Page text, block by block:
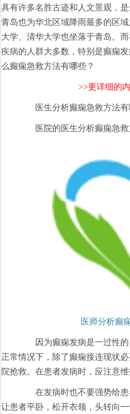
具有许多名胜古迹和人文景观，
青岛也为华北区域降雨最多的区
大学、清华大学也坐落于青岛。
疾病的人群大多数，特别是癫痫
么癫痫急救方法有哪些？
>>更详细的
医生分析癫痫急救方法有
医院的医生分析癫痫急救
医师分析癫
因为癫痫发病是一过性的
正常情况下，除了癫痫接连现状
院抢救。在患者发病时，应注意
在发病时也不要强势给患
让患者平卧，松开衣领，头转向